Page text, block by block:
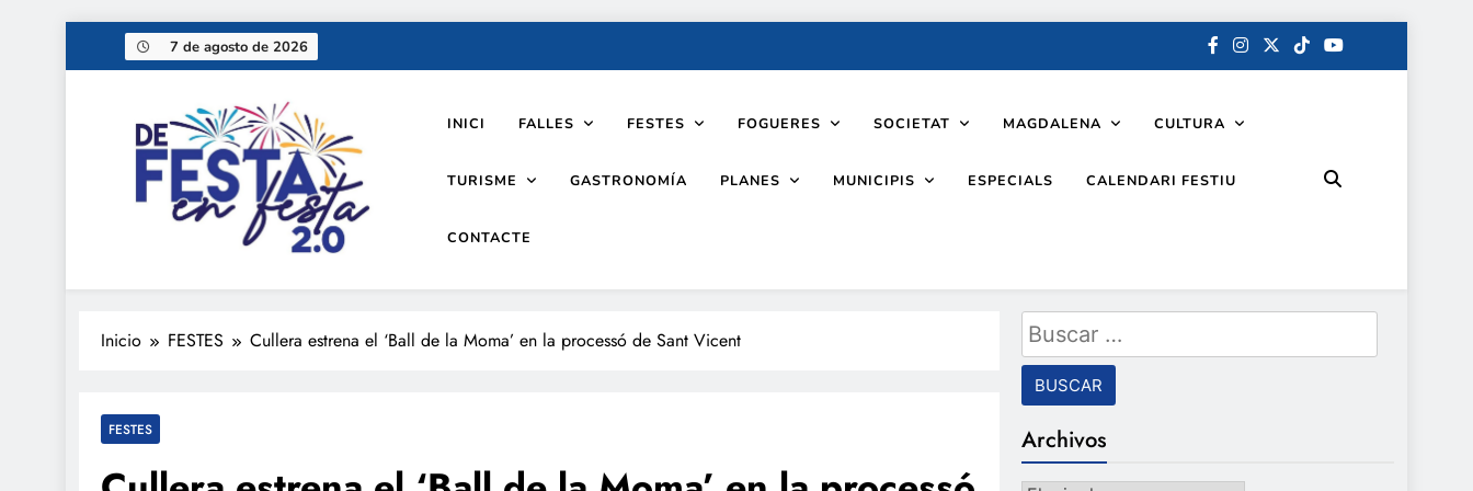
7 de agosto de 2026
De festa en festa 2.0
INICI FALLES FESTES FOGUERES SOCIETAT MAGDALENA CULTURA
TURISME GASTRONOMÍA PLANES MUNICIPIS ESPECIALS CALENDARI FESTIU
CONTACTE
Inicio FESTES Cullera estrena el ‘Ball de la Moma’ en la processó de Sant Vicent
FESTES
Buscar:
Archivos